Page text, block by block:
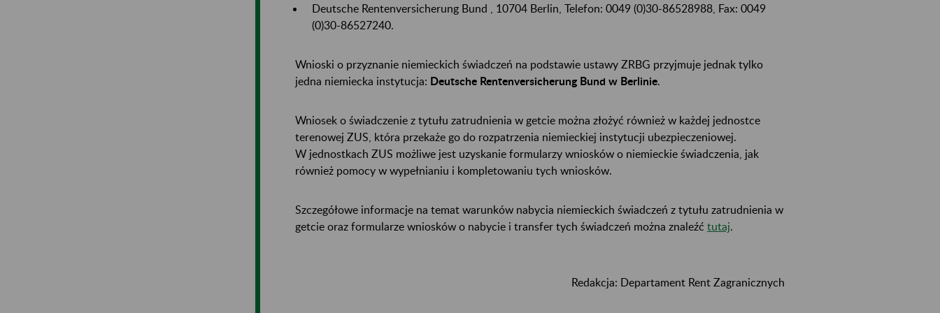
Deutsche Rentenversicherung Bund , 10704 Berlin, Telefon: 0049 (0)30-86528988, Fax: 0049
(0)30-86527240.
Wnioski o przyznanie niemieckich świadczeń na podstawie ustawy ZRBG przyjmuje jednak tylko
jedna niemiecka instytucja: Deutsche Rentenversicherung Bund w Berlinie.
Wniosek o świadczenie z tytułu zatrudnienia w getcie można złożyć również w każdej jednostce
terenowej ZUS, która przekaże go do rozpatrzenia niemieckiej instytucji ubezpieczeniowej.
W jednostkach ZUS możliwe jest uzyskanie formularzy wniosków o niemieckie świadczenia, jak
również pomocy w wypełnianiu i kompletowaniu tych wniosków.
Szczegółowe informacje na temat warunków nabycia niemieckich świadczeń z tytułu zatrudnienia w
getcie oraz formularze wniosków o nabycie i transfer tych świadczeń można znaleźć tutaj.
Redakcja: Departament Rent Zagranicznych